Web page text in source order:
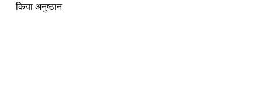
किया अनुष्ठान